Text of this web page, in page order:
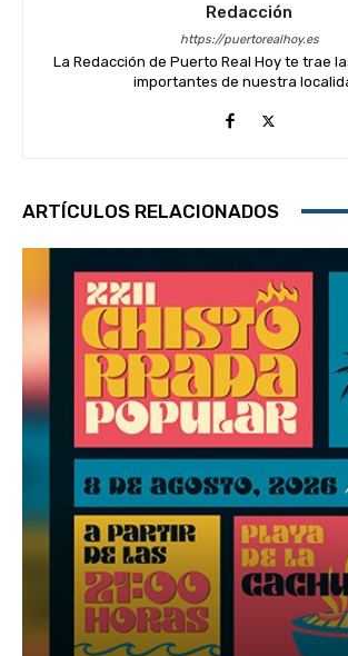
Redacción
https://puertorealhoy.es
La Redacción de Puerto Real Hoy te trae
importantes de nuestra
ARTÍCULOS RELACIONADOS